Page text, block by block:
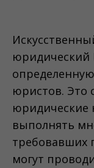
юридический
юристов. Это
юридические
выполнять
требовавших
могут